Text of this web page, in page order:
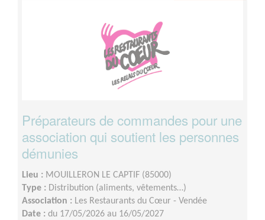
Préparateurs de commandes pour une
association qui soutient les personnes
démunies
Lieu : MOUILLERON LE CAPTIF (85000)
Type : Distribution (aliments, vêtements…)
Association : Les Restaurants du Cœur - Vendée
Date : du 17/05/2026 au 16/05/2027